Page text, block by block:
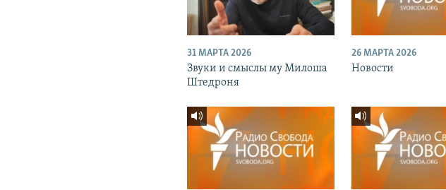
31 МАРТА 2026
Звуки и смыслы му Милоша
Штедроня
26 МАРТА 2026
Новости